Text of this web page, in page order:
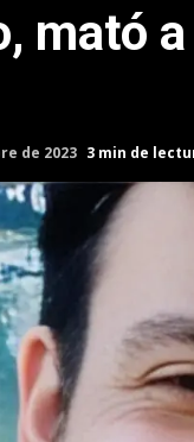
mató
de 2023 3 min de